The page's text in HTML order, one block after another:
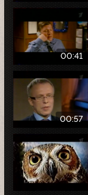
00:41
00:57